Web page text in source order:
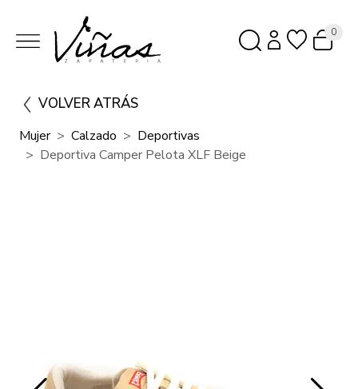
0
VOLVER ATRÁS
Mujer Calzado
Deportivas
Deportiva Camper Pelota XLF Beige